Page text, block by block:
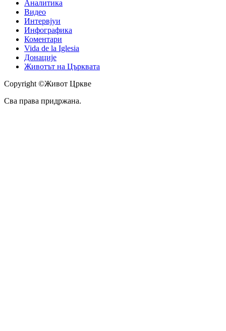
Аналитика
Видео
Интервјуи
Инфографика
Коментари
Vida de la Iglesia
Донације
Животът на Църквата
Copyright ©Живот Цркве
Сва права придржана.